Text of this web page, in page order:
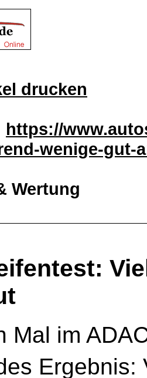
drucken
https://
wenige-gut-
Wertung
Mal im
Ergebnis: